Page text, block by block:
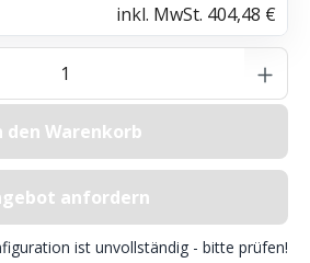
inkl. MwSt. 404,48 €
Gib den gewünschten
den Warenkorb
anfordern
ist unvollständig - bitte prüfen!